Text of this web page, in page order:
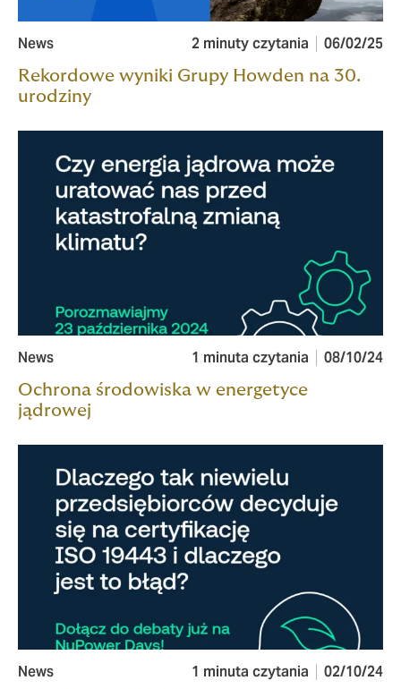
News 2 minuty czytania 06/02/25
Rekordowe wyniki Grupy Howden na 30.
urodziny
News 1 minuta czytania 08/10/24
Ochrona środowiska w energetyce
jądrowej
News 1 minuta czytania 02/10/24